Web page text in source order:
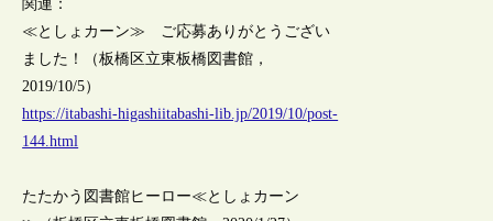
関連：
≪としょカーン≫ ご応募ありがとうござい
ました！（板橋区立東板橋図書館，
2019/10/5）
https://itabashi-higashiitabashi-lib.jp/2019/10/post-
144.html
たたかう図書館ヒーロー≪としょカーン